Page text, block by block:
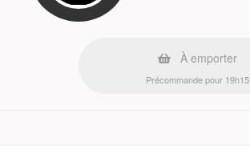
À emporter
Précommande pour 19h15